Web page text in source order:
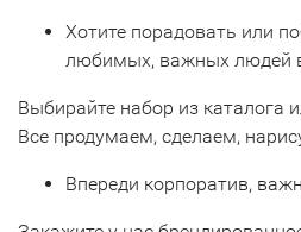
Хотите порадовать или
любимых, важных людей
Выбирайте набор из каталога
Все продумаем, сделаем,
Впереди корпоратив,